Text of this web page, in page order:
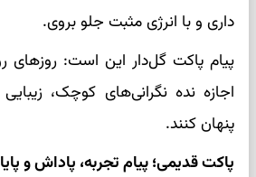
داری و با انرژی مثبت جلو بروی.
پیام پاکت گل‌دار این است: روزهای
اجازه نده نگرانی‌های کوچک،
پنهان کنند.
پاکت قدیمی؛ پیام تجربه، پاداش و